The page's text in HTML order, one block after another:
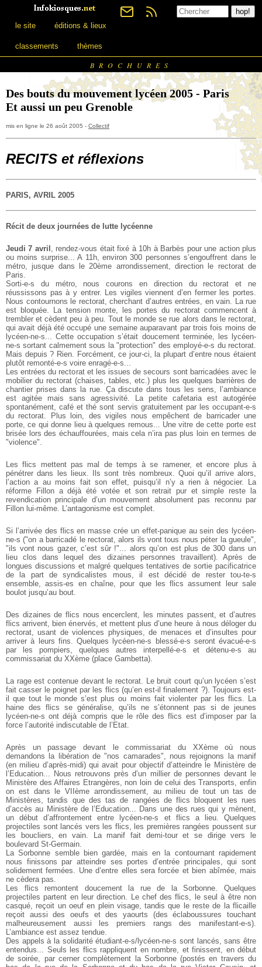
le site éditions & lieux
classements thèmes
BROCHURES
Des bouts du mouvement lycéen 2005 - Paris
Et aussi un peu Grenoble
mis en ligne le 26 août 2005 - Collectif
RECITS et réflexions
PARIS, AVRIL 2005
Récit de deux journées de lutte lycéenne
Jeudi 7 avril
, rendez-vous était fixé à 10h à Barbès pour une action plus
ou moins surprise... A 11h, environ 300 personnes s’engouffrent dans le
métro, jusque dans le 20ème arrondissement, direction le rectorat de
Paris.
Sorti-e-s du métro, nous courons en direction du rectorat et ne
réussissons pas à y entrer. Les vigiles viennent d’en fermer les portes.
Nous contournons le rectorat, cherchant d’autres entrées, en vain. La rue
est bloquée. La tension monte, les portes du rectorat commencent à
trembler et cèdent peu à peu. Tout le monde se rue alors dans le rectorat,
qui avait déjà été occupé une semaine auparavant par trois fois moins de
lycéen-ne-s... Cette occupation s’était doucement terminée, les lycéen-
ne-s sortant calmement sous la "protection" des employé-e-s du rectorat.
Mais depuis ? Rien. Forcément, ce jour-ci, la plupart d’entre nous étaient
plutôt remonté-e-s voire enragé-e-s...
Les entrées du rectorat et les issues de secours sont barricadées avec le
mobilier du rectorat (chaises, tables, etc.) plus les quelques barrières de
chantier prises dans la rue. Ça discute dans tous les sens, l’ambiance
est agitée mais sans agressivité. La petite cafetaria est autogérée
spontanément, café et thé sont servis gratuitement par les occupant-e-s
du rectorat. Plus loin, des vigiles nous empêchent de barricader une
porte, ce qui donne lieu à quelques remous... Une vitre de cette porte est
brisée lors des échauffourées, mais cela n’ira pas plus loin en termes de
"violence".
Les flics mettent pas mal de temps à se ramener, et encore plus à
pénétrer dans les lieux. Ils sont très nombreux. Quoi qu’il arrive alors,
l’action a au moins fait son effet, puisqu’il n’y a rien à négocier. La
réforme Fillon a déjà été votée et son retrait pur et simple reste la
revendication principale d’un mouvement absolument pas reconnu par
Fillon lui-même. L’antagonisme est complet.
Si l’arrivée des flics en masse crée un effet-panique au sein des lycéen-
ne-s ("on a barricadé le rectorat, alors ils vont tous nous péter la gueule",
"ils vont nous gazer, c’est sûr !"... alors qu’on est plus de 300 dans un
lieu clos dans lequel des dizaines personnes travaillent). Après de
longues discussions et malgré quelques tentatives de sortie pacificatrice
de la part de syndicalistes mous, il est décidé de rester tou-te-s
ensemble, assis-es en chaîne, pour que les flics assument leur sale
boulot jusqu’au bout.
Des dizaines de flics nous encerclent, les minutes passent, et d’autres
flics arrivent, bien énervés, et mettent plus d’une heure à nous déloger du
rectorat, usant de violences physiques, de menaces et d’insultes pour
arriver à leurs fins. Quelques lycéen-ne-s blessé-e-s seront évacué-e-s
par les pompiers, quelques autres interpellé-e-s et détenu-e-s au
commissariat du XXème (place Gambetta).
La rage est contenue devant le rectorat. Le bruit court qu’un lycéen s’est
fait casser le poignet par les flics (qu’en est-il finalement ?). Toujours est-
il que tout le monde s’est plus ou moins fait violenter par les flics. La
haine des flics se généralise, qu’ils ne s’étonnent pas si de jeunes
lycéen-ne-s ont déjà compris que le rôle des flics est d’imposer par la
force l’autorité indiscutable de l’Etat.
Après un passage devant le commissariat du XXème où nous
demandons la libération de "nos camarades", nous rejoignons la manif
(en milieu d’après-midi) qui avait pour objectif d’atteindre le Ministère de
l’Education... Nous retrouvons près d’un millier de personnes devant le
Ministère des Affaires Etrangères, non loin de celui des Transports, enfin
on est dans le VIIème arrondissement, au milieu de tout un tas de
Ministères, tandis que des tas de rangées de flics bloquent les rues
d’accès au Ministère de l’Education... Dans une des rues qui y mènent,
un début d’affrontement entre lycéen-ne-s et flics a lieu. Quelques
projectiles sont lancés vers les flics, les premières rangées poussent sur
les boucliers, en vain. La manif fait demi-tour et se dirige vers le
boulevard St-Germain.
La Sorbonne semble bien gardée, mais en la contournant rapidement
nous finissons par atteindre ses portes d’entrée principales, qui sont
solidement fermées. Une d’entre elles sera forcée et bien abîmée, mais
ne cèdera pas.
Les flics remontent doucement la rue de la Sorbonne. Quelques
projectiles partent en leur direction. Le chef des flics, le seul à être non
casqué, reçoit un oeuf en plein visage, tandis que le reste de la flicaille
reçoit aussi des oeufs et des yaourts (des éclaboussures touchant
malheureusement aussi les premiers rangs des manifestant-e-s).
L’ambiance est assez tendue.
Des appels à la solidarité étudiant-e-s/lycéen-ne-s sont lancés, sans être
entendus... Seuls les flics rappliquent en nombre, et finissent, en début
de soirée, par cerner complètement la Sorbonne (postés en travers du